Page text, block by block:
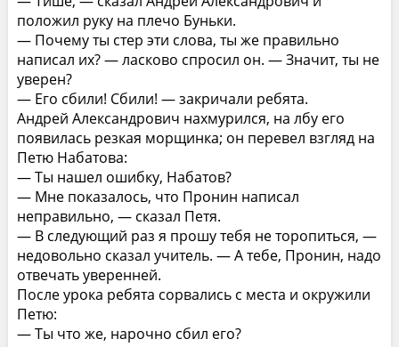
положил руку на плечо Буньки.
— Почему ты стер эти слова, ты же правильно
написал их? — ласково спросил он. — Значит, ты не
уверен?
— Его сбили! Сбили! — закричали ребята.
Андрей Александрович нахмурился, на лбу его
появилась резкая морщинка; он перевел взгляд на
Петю Набатова:
— Ты нашел ошибку, Набатов?
— Мне показалось, что Пронин написал
неправильно, — сказал Петя.
— В следующий раз я прошу тебя не торопиться, —
недовольно сказал учитель. — А тебе, Пронин, надо
отвечать уверенней.
После урока ребята сорвались с места и окружили
Петю:
— Ты что же, нарочно сбил его?